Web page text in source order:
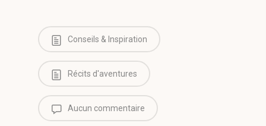
Conseils & Inspiration
Récits d'aventures
Aucun commentaire